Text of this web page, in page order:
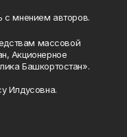
с мнением авторов.
массовой
Акционерное
Башкортостан».
Илдусовна.